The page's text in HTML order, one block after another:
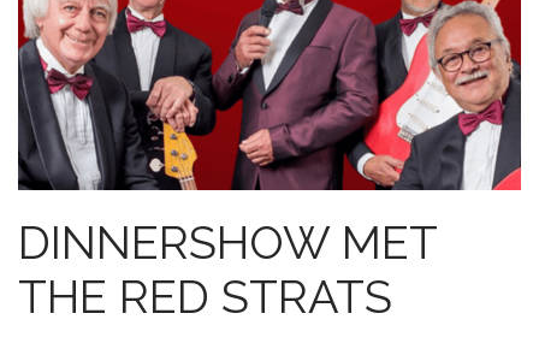
DINNERSHOW MET
THE RED STRATS